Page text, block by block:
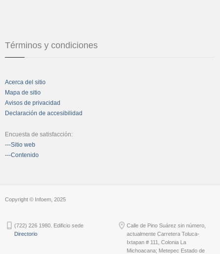
Términos y condiciones
Acerca del sitio
Mapa de sitio
Avisos de privacidad
Declaración de accesibilidad
Encuesta de satisfacción:
---Sitio web
---Contenido
Copyright © Infoem, 2025
(722) 226 1980. Edificio sede
Directorio
Calle de Pino Suárez sin número,
actualmente Carretera Toluca-
Ixtapan # 111, Colonia La
Michoacana; Metepec Estado de